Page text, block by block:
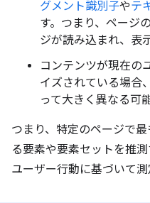
グメント識別子やテ
す。つまり、ページ
ジが読み込まれ、表
コンテンツが現在の
イズされている場合
って大きく異なる可
つまり、特定のページで
る要素や要素セットを推
ユーザー行動に基づいて測